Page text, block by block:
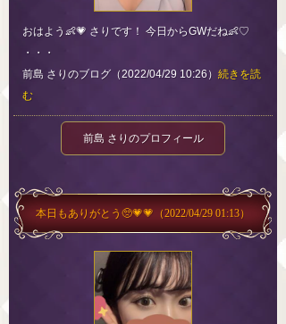
おはよう👶💗 さりです！ 今日からGWだね👶♡
・・・
前島 さりのブログ（2022/04/29 10:26） 続きを読
む
前島 さりのプロフィール
本日もありがとう🥺💗💗 （2022/04/29 01:13）